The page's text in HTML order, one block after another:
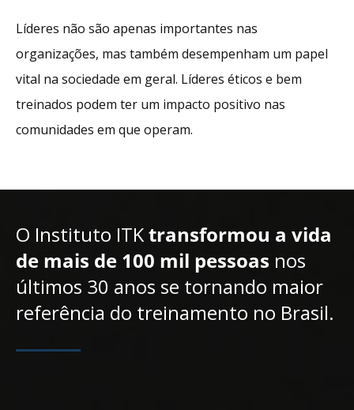
Líderes não são apenas importantes nas
organizações, mas também desempenham um papel
vital na sociedade em geral. Líderes éticos e bem
treinados podem ter um impacto positivo nas
comunidades em que operam.
O Instituto ITKtransformou a vida
de mais de 100 mil pessoas nos
últimos 30 anos se tornando maior
referência do treinamento no Brasil.